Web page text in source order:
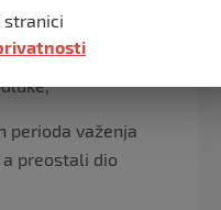
kretanja,
perioda važenja
preostali dio
stranici